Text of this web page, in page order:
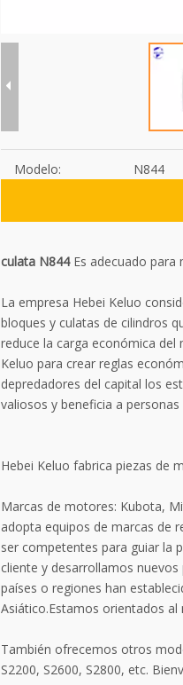
Modelo: N844
culata N844Es adecuado para
La empresa Hebei Keluo
bloques y culatas de cilindros
reduce la carga económica
Keluo para crear reglas
depredadores del capital los
valiosos y beneficia a
Hebei Keluo fabrica piezas de
Marcas de motores: Kubota,
adopta equipos de marcas de
ser competentes para guiar la
cliente y desarrollamos
países o regiones han
Asiático.Estamos orientados
También ofrecemos otros
S2200, S2600, S2800, etc.